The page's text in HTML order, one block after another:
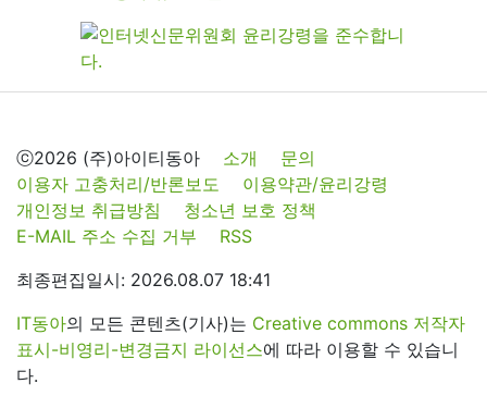
ⓒ2026 (주)아이티동아 소개
문의
이용자 고충처리/반론보도
이용약관/윤리강령
개인정보 취급방침
청소년 보호 정책
E-MAIL 주소 수집 거부
RSS
최종편집일시: 2026.08.07 18:41
IT동아의 모든 콘텐츠(기사)는 Creative commons 저작자
표시-비영리-변경금지 라이선스에 따라 이용할 수 있습니
다.